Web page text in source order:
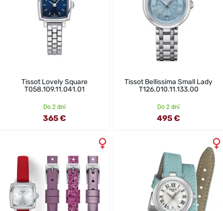
Tissot Lovely Square
T058.109.11.041.01
Do 2 dní
365 €
Tissot Bellissima Small Lady
T126.010.11.133.00
Do 2 dní
495 €